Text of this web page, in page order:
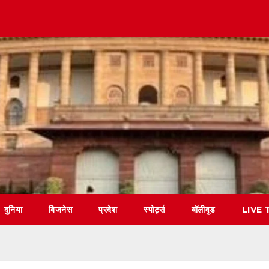
दुनिया बिजनेस प्रदेश स्पोर्ट्स बॉलीवुड LIVE